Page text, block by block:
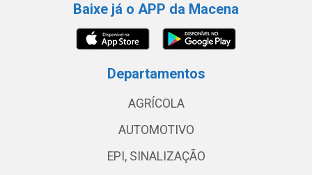
Baixe já o APP da Macena
Departamentos
AGRÍCOLA
AUTOMOTIVO
EPI, SINALIZAÇÃO